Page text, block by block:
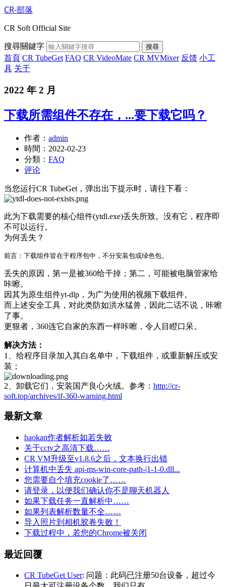
CR-部落
CR Soft Official Site
搜尋關鍵字 搜尋
首頁 CR TubeGet FAQ CR VideoMate CR MVMixer 反馈 小工
具 关于
2022 年 2 月
下载所需组件不存在，...要下载它吗？
作者： admin
時間： 2022-02-23
分類： FAQ
评论
当您运行CR TubeGet，弹出出下提示时，请往下看：
此为下载需要的核心组件(ytdl.exe)丢失所致。没有它，程序即
不可以运行。
为何丢失？
丢失的原因，第一是被360给干掉；第二，可能被电脑管家给
咔嚓。
因其为原生组件yt-dlp，为广为使用的视频下载组件。
而上述安全工具，对此类防如洪水猛兽，因此二话不说，咔嚓
了事。
更狠者，360连它自家的东西一样咔嚓，令人目瞪口呆。
解决方法：
1、给程序目录加入其白名单中，下载组件，或重新解压或安
装；
2、卸载它们，安装国产良心火绒。参考： http://cr-
soft.top/archives/if-360-warning.html
最新文章
haokan作者解析如若失败
关于cctv之高清下载……
CR VM升级至v1.8.6之后，文本换行出错
计算机中丢失 api-ms-win-core-path-|1-1-0.dll...
您需要自个填充cookie了……
请登录，以便我们确认你不是聊天机器人
如果下载任务一直解析中……
如果列表解析数量不全……
导入照片到相机胶卷失败！
下载过程中，若您的Chrome被关闭
最近回覆
CR TubeGet User: 问题：此码已注册50台设备，超过今